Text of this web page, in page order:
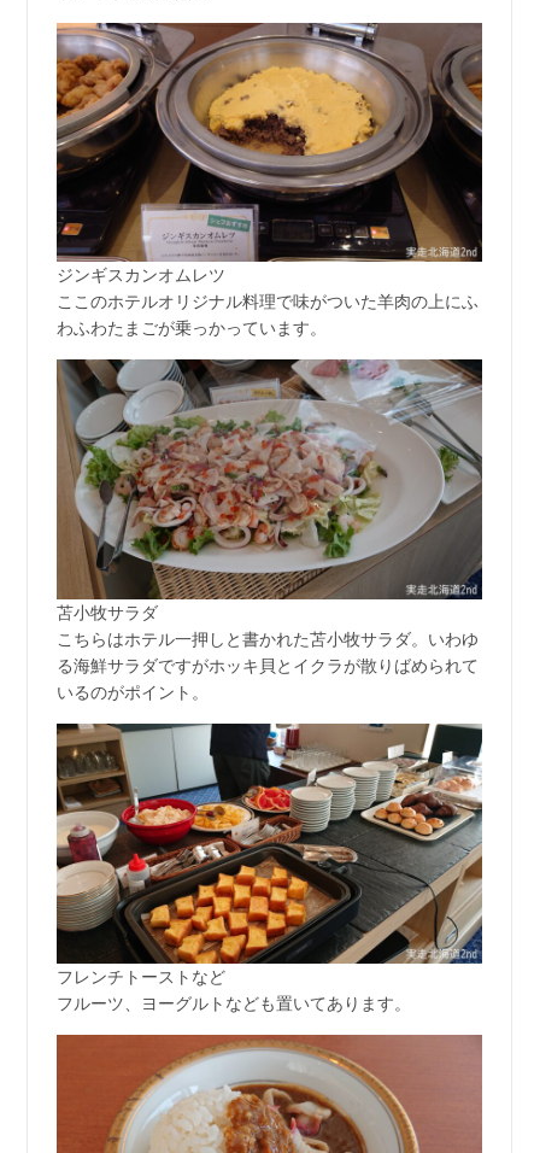
ジンギスカンオムレツ
ここのホテルオリジナル料理で味がついた羊肉の上にふ
わふわたまごが乗っかっています。
苫小牧サラダ
こちらはホテル一押しと書かれた苫小牧サラダ。いわゆ
る海鮮サラダですがホッキ貝とイクラが散りばめられて
いるのがポイント。
フレンチトーストなど
フルーツ、ヨーグルトなども置いてあります。